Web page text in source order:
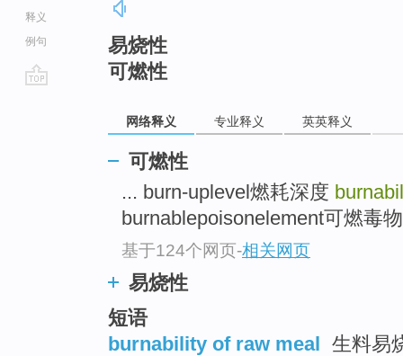
释义
例句
易烧性
可燃性
网络释义 专业释义 英英释义
可燃性
... burn-uplevel燃耗深度
burnablepoisonelement可燃毒
基于124个网页-相关网页
易烧性
短语
burnability of raw meal 生料易